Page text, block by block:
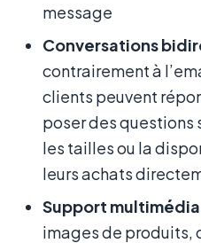
message
Conversations
contrairement à
clients peuvent
poser des questions
les tailles ou la
leurs achats
Support
images de produits,